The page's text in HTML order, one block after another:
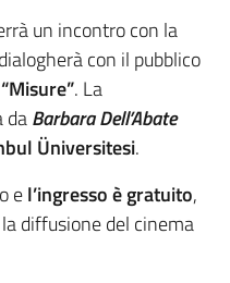
un incontro con la
con il pubblico
“Misure”. La
daBarbara Dell’Abate
Üniversitesi.
el’ingresso è gratuito,
diffusione del cinema